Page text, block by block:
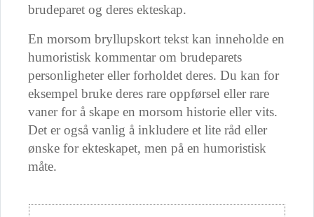
brudeparet og deres ekteskap.
En morsom bryllupskort tekst kan inneholde en
humoristisk kommentar om brudeparets
personligheter eller forholdet deres. Du kan for
eksempel bruke deres rare oppførsel eller rare
vaner for å skape en morsom historie eller vits.
Det er også vanlig å inkludere et lite råd eller
ønske for ekteskapet, men på en humoristisk
måte.